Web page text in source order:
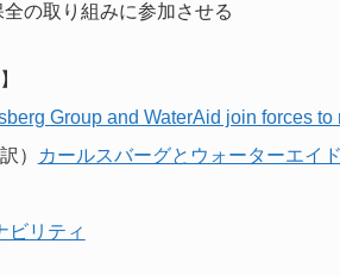
の取り組みに参加させる
Group and WaterAid join forces
）
カールスバーグとウォーターエイ
ビリティ